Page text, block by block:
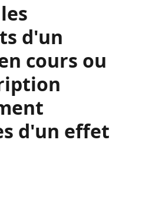
d'un
cours ou
d'un effet